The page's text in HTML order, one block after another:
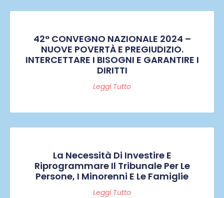
42° CONVEGNO NAZIONALE 2024 –
NUOVE POVERTÀ E PREGIUDIZIO.
INTERCETTARE I BISOGNI E GARANTIRE I
DIRITTI
Leggi Tutto
La Necessità Di Investire E
Riprogrammare Il Tribunale Per Le
Persone, I Minorenni E Le Famiglie
Leggi Tutto